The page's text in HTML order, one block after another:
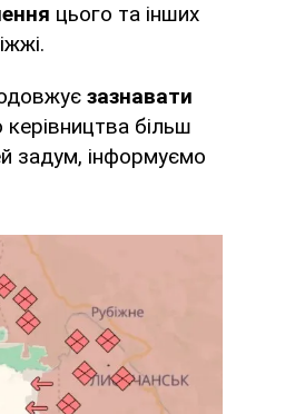
цього та інших
зазнавати
більш
задум, інформуємо